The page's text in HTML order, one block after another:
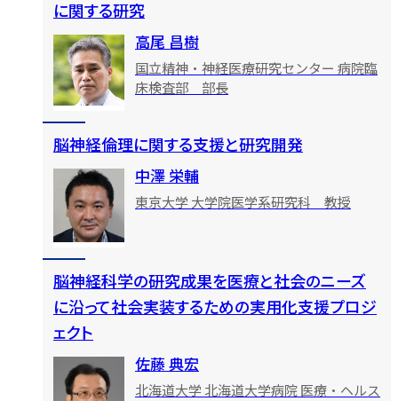
に関する研究
高尾 昌樹
国立精神・神経医療研究センター 病院臨
床検査部 部長
脳神経倫理に関する支援と研究開発
中澤 栄輔
東京大学 大学院医学系研究科 教授
脳神経科学の研究成果を医療と社会のニーズ
に沿って社会実装するための実用化支援プロジ
ェクト
佐藤 典宏
北海道大学 北海道大学病院 医療・ヘルス